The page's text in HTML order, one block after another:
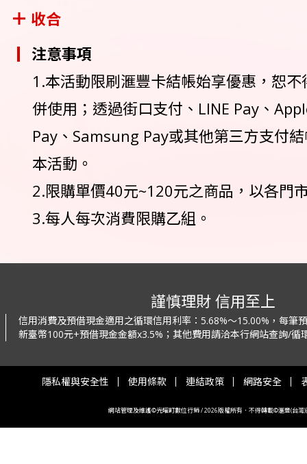
收合
注意事項
1.本活動限刷滙豐卡結帳始享優惠，恕
併使用；透過街口支付、LINE Pay、
Pay、Samsung Pay或其他第三方支付
本活動。
2.限購單價40元~120元之商品，以各門
3.每人每次消費限購乙組。
謹慎理財 信用至上
信用消費及預借現金適用之循環信用利率： 5.68%～15.00%，每筆
新臺幣100元+預借現金金額x3.5%； 其他費用請洽本行網站查詢/循
隱私權與安全性 使用條款 連結政策 網路安全
網站管理及維護©光曜町數位行銷 / 2026版權所有．不得轉載©滙豐(台灣